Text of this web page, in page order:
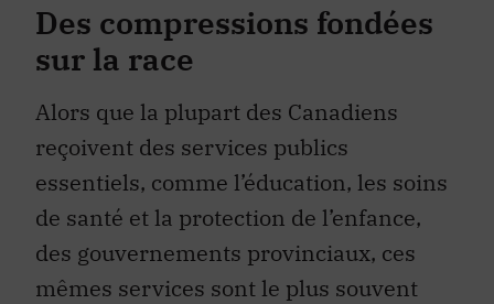
Des compressions fondées
sur la race
Alors que la plupart des Canadiens
reçoivent des services publics
essentiels, comme l’éducation, les soins
de santé et la protection de l’enfance,
des gouvernements provinciaux, ces
mêmes services sont le plus souvent